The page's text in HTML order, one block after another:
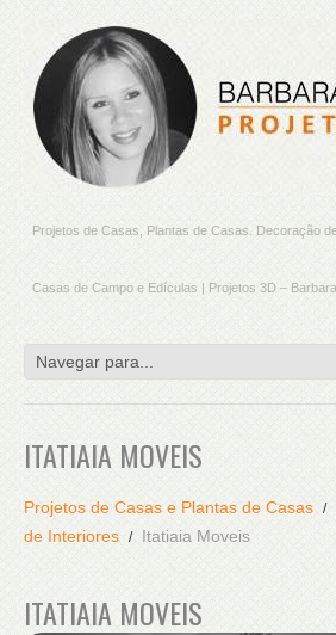
Projetos de Casas, Plantas de Casas. Decoração
Casas de Campo e Edículas | Projetos 3D –
ITATIAIA MOVEIS
Projetos de Casas e Plantas de Casas
de Interiores
Itatiaia Moveis
ITATIAIA MOVEIS